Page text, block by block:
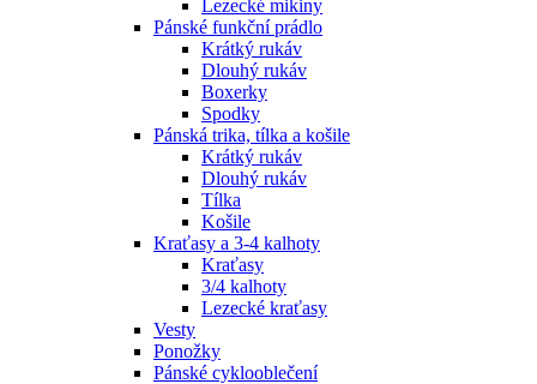
Lezecké mikiny
Pánské funkční prádlo
Krátký rukáv
Dlouhý rukáv
Boxerky
Spodky
Pánská trika, tílka a košile
Krátký rukáv
Dlouhý rukáv
Tílka
Košile
Kraťasy a 3-4 kalhoty
Kraťasy
3/4 kalhoty
Lezecké kraťasy
Vesty
Ponožky
Pánské cyklooblečení